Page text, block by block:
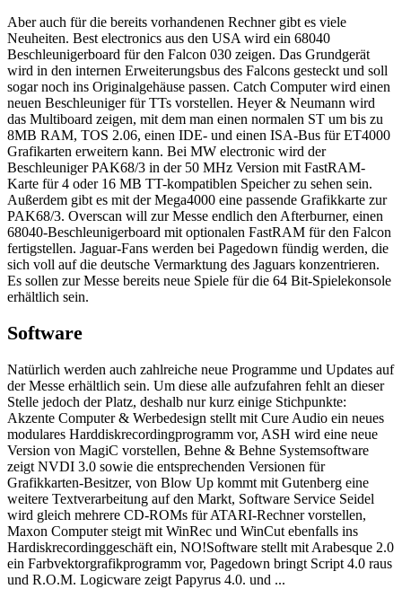
Aber auch für die bereits vorhandenen Rechner gibt es viele
Neuheiten. Best electronics aus den USA wird ein 68040
Beschleunigerboard für den Falcon 030 zeigen. Das Grundgerät
wird in den internen Erweiterungsbus des Falcons gesteckt und soll
sogar noch ins Originalgehäuse passen. Catch Computer wird einen
neuen Beschleuniger für TTs vorstellen. Heyer & Neumann wird
das Multiboard zeigen, mit dem man einen normalen ST um bis zu
8MB RAM, TOS 2.06, einen IDE- und einen ISA-Bus für ET4000
Grafikarten erweitern kann. Bei MW electronic wird der
Beschleuniger PAK68/3 in der 50 MHz Version mit FastRAM-
Karte für 4 oder 16 MB TT-kompatiblen Speicher zu sehen sein.
Außerdem gibt es mit der Mega4000 eine passende Grafikkarte zur
PAK68/3. Overscan will zur Messe endlich den Afterburner, einen
68040-Beschleunigerboard mit optionalen FastRAM für den Falcon
fertigstellen. Jaguar-Fans werden bei Pagedown fündig werden, die
sich voll auf die deutsche Vermarktung des Jaguars konzentrieren.
Es sollen zur Messe bereits neue Spiele für die 64 Bit-Spielekonsole
erhältlich sein.
Software
Natürlich werden auch zahlreiche neue Programme und Updates auf
der Messe erhältlich sein. Um diese alle aufzufahren fehlt an dieser
Stelle jedoch der Platz, deshalb nur kurz einige Stichpunkte:
Akzente Computer & Werbedesign stellt mit Cure Audio ein neues
modulares Harddiskrecordingprogramm vor, ASH wird eine neue
Version von MagiC vorstellen, Behne & Behne Systemsoftware
zeigt NVDI 3.0 sowie die entsprechenden Versionen für
Grafikkarten-Besitzer, von Blow Up kommt mit Gutenberg eine
weitere Textverarbeitung auf den Markt, Software Service Seidel
wird gleich mehrere CD-ROMs für ATARI-Rechner vorstellen,
Maxon Computer steigt mit WinRec und WinCut ebenfalls ins
Hardiskrecordinggeschäft ein, NO!Software stellt mit Arabesque 2.0
ein Farbvektorgrafikprogramm vor, Pagedown bringt Script 4.0 raus
und R.O.M. Logicware zeigt Papyrus 4.0. und ...